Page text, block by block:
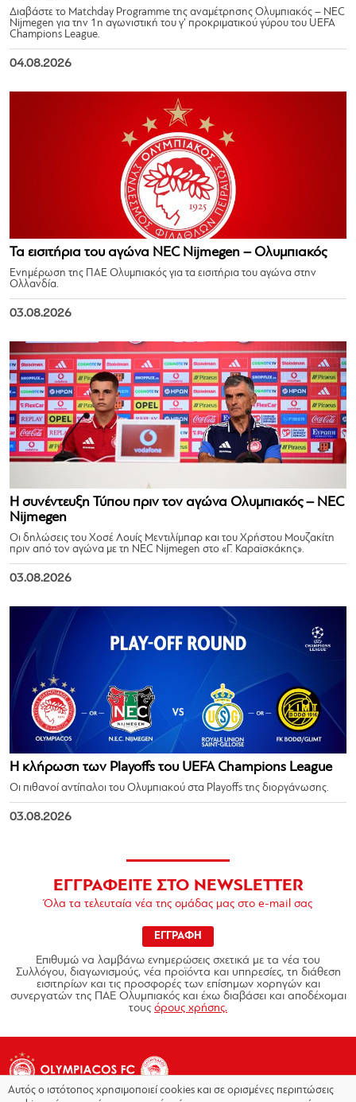
Διαβάστε το Matchday Programme της αναμέτρησης Ολυμπιακός – NEC
Nijmegen για την 1η αγωνιστική του γ’ προκριματικού γύρου του UEFA
Champions League.
04.08.2026
Τα εισιτήρια του αγώνα NEC Nijmegen – Ολυμπιακός
Ενημέρωση της ΠΑΕ Ολυμπιακός για τα εισιτήρια του αγώνα στην
Ολλανδία.
03.08.2026
Η συνέντευξη Τύπου πριν τον αγώνα Ολυμπιακός – NEC
Nijmegen
Οι δηλώσεις του Χοσέ Λουίς Μεντιλίμπαρ και του Χρήστου Μουζακίτη
πριν από τον αγώνα με τη NEC Nijmegen στο «Γ. Καραϊσκάκης».
03.08.2026
Η κλήρωση των Playoffs του UEFA Champions League
Οι πιθανοί αντίπαλοι του Ολυμπιακού στα Playoffs της διοργάνωσης.
03.08.2026
ΕΓΓΡΑΦΕΙΤΕ ΣΤΟ NEWSLETTER
Όλα τα τελευταία νέα της ομάδας μας στο e-mail σας
ΕΓΓΡΑΦΗ
Επιθυμώ να λαμβάνω ενημερώσεις σχετικά με τα νέα του
Συλλόγου, διαγωνισμούς, νέα προϊόντα και υπηρεσίες, τη διάθεση
εισιτηρίων και τις προσφορές των επίσημων χορηγών και
συνεργατών της ΠΑΕ Ολυμπιακός και έχω διαβάσει και αποδέχομαι
τους όρους χρήσης.
Αυτός ο ιστότοπος χρησιμοποιεί cookies και σε ορισμένες περιπτώσεις